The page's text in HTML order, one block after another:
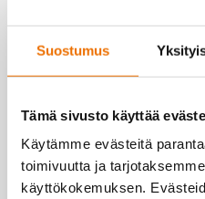
Suostumus
Tämä sivusto käyttää
Käytämme evästeitä
toimivuutta ja
käyttökokemuksen.
Tyypillisin virhe
harjoituksia korkeilla sykkeillä,
unohtamatta riittävää
monipuolisesti, kevyestä
kovempaan menoon. Ennen
löydät itsellesi mieleisiä tapoja
helposti istuvan rutiinin.